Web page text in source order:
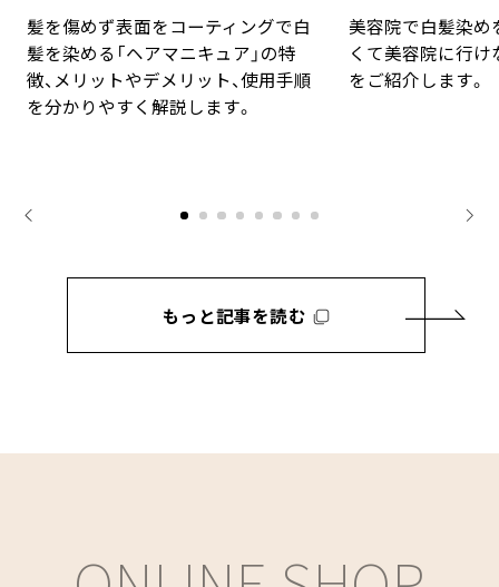
手順と豆知識
髪を傷めず表面をコーティングで白
髪を染める「ヘアマニキュア」の特
徴、メリットやデメリット、使用手順
を分かりやすく解説します。
対法
美容院で白髪染め
くて美容院に行
をご紹介します。
もっと記事を読む